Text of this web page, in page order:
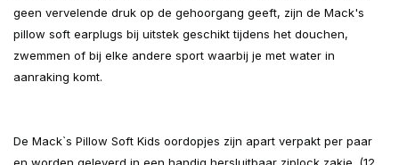
geen vervelende druk op de gehoorgang geeft, zijn de Mack's
pillow soft earplugs bij uitstek geschikt tijdens het douchen,
zwemmen of bij elke andere sport waarbij je met water in
aanraking komt.
De Mack`s Pillow Soft Kids oordopjes zijn apart verpakt per paar